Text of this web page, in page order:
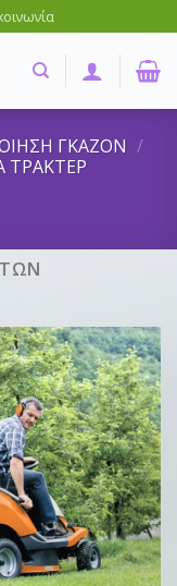
ΓΚΑΖΟΝ /
ΤΡΑΚΤΕΡ